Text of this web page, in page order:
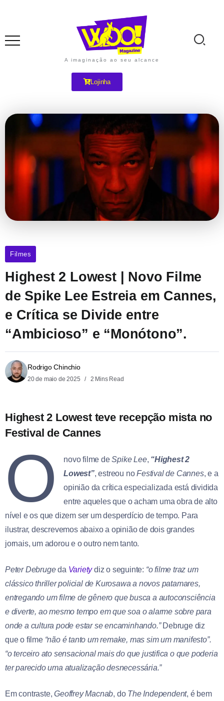
A imaginação ao seu alcance
Lojinha
Filmes
Highest 2 Lowest | Novo Filme
de Spike Lee Estreia em Cannes,
e Crítica se Divide entre
“Ambicioso” e “Monótono”.
Rodrigo Chinchio
20 de maio de 2025 2 Mins Read
Highest 2 Lowest teve recepção mista no
Festival de Cannes
O novo filme deSpike Lee, “Highest 2
Lowest”, estreou noFestival de Cannes, e a
opinião da crítica especializada está dividida
entre aqueles que o acham uma obra de alto
nível e os que dizem ser um desperdício de tempo. Para
ilustrar, descrevemos abaixo a opinião de dois grandes
jornais, um adorou e o outro nem tanto.
Peter Debrugeda Varietydiz o seguinte: “o filme traz um
clássico thriller policial de Kurosawa a novos patamares,
entregando um filme de gênero que busca a autoconsciência
e diverte, ao mesmo tempo em que soa o alarme sobre para
onde a cultura pode estar se encaminhando.” Debruge diz
que o filme “não é tanto um remake, mas sim um manifesto”.
“o terceiro ato sensacional mais do que justifica o que poderia
ter parecido uma atualização desnecessária.”
Em contraste,Geoffrey Macnab, doThe Independent, é bem